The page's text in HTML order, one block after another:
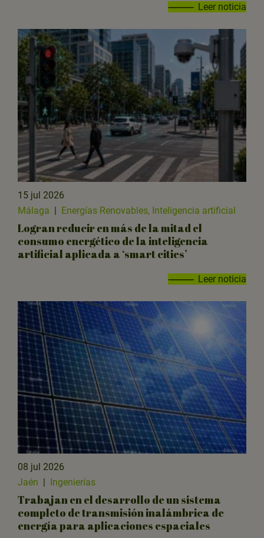
Leer noticia
15 jul 2026
Málaga | Energías Renovables, Inteligencia artificial
Logran reducir en más de la mitad el
consumo energético de la inteligencia
artificial aplicada a ‘smart cities’
Leer noticia
08 jul 2026
Jaén
Ingenierías
Trabajan en el desarrollo de un sistema
completo de transmisión inalámbrica de
energía para aplicaciones espaciales